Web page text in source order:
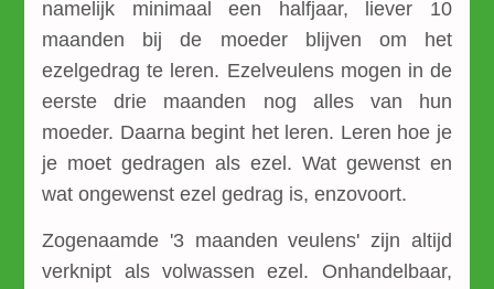
namelijk minimaal een halfjaar, liever 10
maanden bij de moeder blijven om het
ezelgedrag te leren. Ezelveulens mogen in de
eerste drie maanden nog alles van hun
moeder. Daarna begint het leren. Leren hoe je
je moet gedragen als ezel. Wat gewenst en
wat ongewenst ezel gedrag is, enzovoort.
Zogenaamde '3 maanden veulens' zijn altijd
verknipt als volwassen ezel. Onhandelbaar,